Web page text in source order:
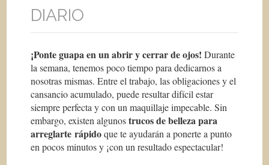
DIARIO
¡Ponte guapa en un abrir y cerrar de ojos! Durante
la semana, tenemos poco tiempo para dedicarnos a
nosotras mismas. Entre el trabajo, las obligaciones y el
cansancio acumulado, puede resultar difícil estar
siempre perfecta y con un maquillaje impecable. Sin
embargo, existen algunostrucos de belleza para
arreglarte rápidoque te ayudarán a ponerte a punto
en pocos minutos y ¡con un resultado espectacular!